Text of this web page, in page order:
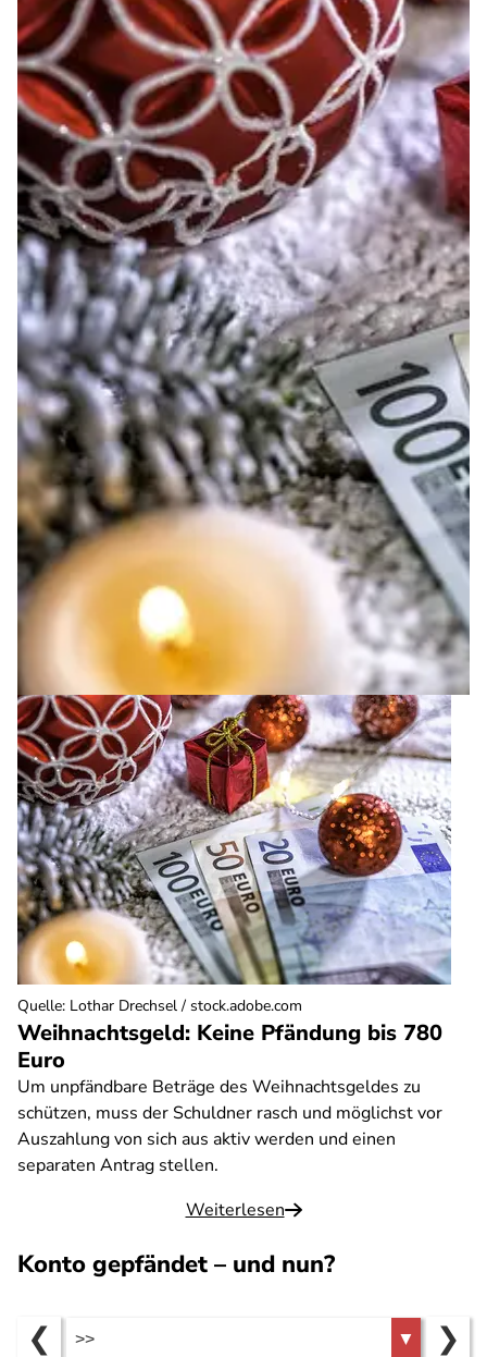
Weihnachtsgeld: Keine Pfändung bis 780
Euro
Um unpfändbare Beträge des Weihnachtsgeldes zu
schützen, muss der Schuldner rasch und möglichst vor
Auszahlung von sich aus aktiv werden und einen
separaten Antrag stellen.
Weiterlesen
Quelle: Lothar Drechsel / stock.adobe.com
Konto gepfändet – und nun?
❮ ❯